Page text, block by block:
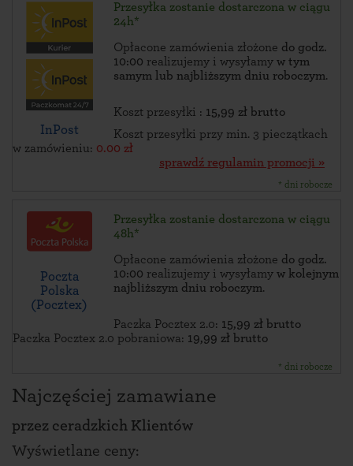
InPost
Przesyłka zostanie dostarczona w ciągu
24h*
Opłacone zamówienia złożone do godz.
10:00 realizujemy i wysyłamy w tym
samym lub najbliższym dniu roboczym.
Koszt przesyłki : 15,99 zł brutto
Koszt przesyłki przy min. 3 pieczątkach
w zamówieniu: 0.00 zł
sprawdź regulamin promocji »
* dni robocze
Poczta
Polska
(Pocztex)
Przesyłka zostanie dostarczona w ciągu
48h*
Opłacone zamówienia złożone do godz.
10:00 realizujemy i wysyłamy w kolejnym
najbliższym dniu roboczym.
Paczka Pocztex 2.0: 15,99 zł brutto
Paczka Pocztex 2.0 pobraniowa: 19,99 zł brutto
* dni robocze
Najczęściej zamawiane
przez ceradzkich Klientów
Wyświetlane ceny: